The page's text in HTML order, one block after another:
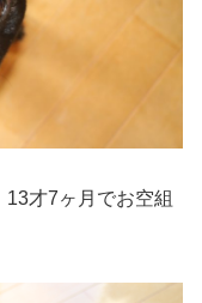
才7ヶ月でお空組